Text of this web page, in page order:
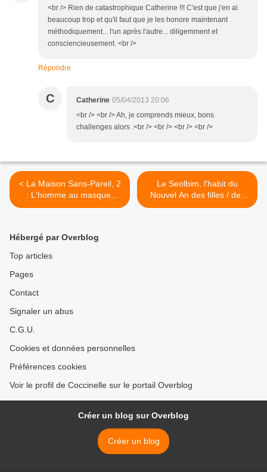
<br /> Rien de catastrophique Catherine !!! C'est que j'en ai
beaucoup trop et qu'il faut que je les honore maintenant
méthodiquement... l'un après l'autre... diligemment et
consciencieusement. <br />
Répondre
C Catherine 05/04/2013 20:06
<br /> <br /> Ah, je comprends mieux, bons
challenges alors .<br /> <br /> <br /> <br />
< La Maison Sans-Pareil, 2
: L'homme au masque,
d'Elliot Skell
Le Seolbim, l'habit du
Nouvel An des filles / des
garçons, de Bae Hyun-ju >
Hébergé par Overblog
Top articles
Pages
Contact
Signaler un abus
C.G.U.
Cookies et données personnelles
Préférences cookies
Voir le profil de Coccinelle sur le portail Overblog
Créer un blog sur Overblog
Créer un blog